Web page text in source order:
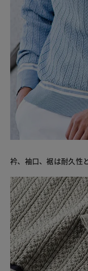
衿、袖口、裾は耐久性